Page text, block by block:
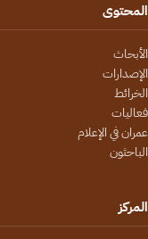
المحتوى
الأبحاث
الإصدارات
الخرائط
فعاليات
عمران في الإعلام
الباحثون
المركز